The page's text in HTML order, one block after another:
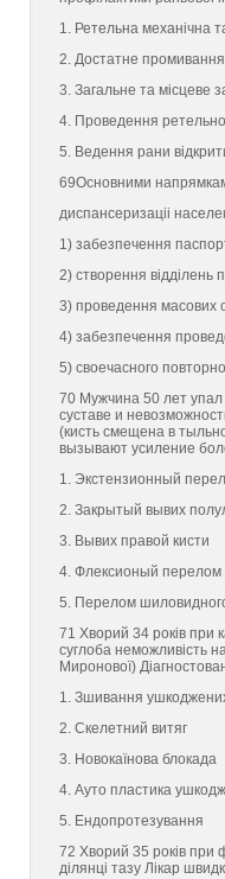
1. Ретельна механiчна
2. Достатнe
3. Загальне та мiсцеве
4. Проведення
5. Ведення рани
69Основними
диспансеризацii
1) забезпечення
2) створення вiддiлень
3) проведення масових
4) забезпечення
5) своeчасного
70 Мужчина 50 лет
суставе и
(кисть смещена в
вызывают усиление
1. Экстензионный
2. Закрытый вывих
3. Вывих правой кисти
4. Флексионый перелом
5. Перелом
71 Хворий 34 років при
суглоба неможливість
Миронової)
1. Зшивання
2. Скелетний витяг
3. Новокаїнова блокада
4. Ауто пластика
5. Ендопротезування
72 Хворий 35 років при
ділянці тазу Лікар